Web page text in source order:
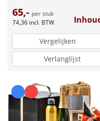
65,- per stuk
74,36 incl. BTW
Vergelijken
Verlanglijst